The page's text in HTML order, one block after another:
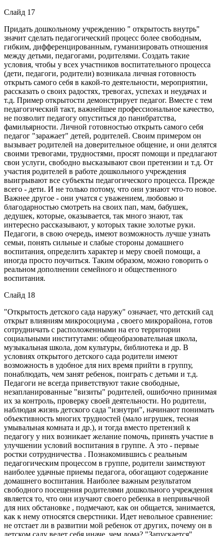
Слайд 17
Придать дошкольному учреждению " открытость внутрь"
значит сделать педагогический процесс более свободным,
гибким, дифференцированным, гуманизировать отношения
между детьми, педагогами, родителями. Создать такие
условия, чтобы у всех участников воспитательного процесса
(дети, педагоги, родители) возникала личная готовность
открыть самого себя в какой-то деятельности, мероприятии,
рассказать о своих радостях, тревогах, успехах и неудачах и
т.д. Пример открытости демонстрирует педагог. Вместе с тем
педагогический такт, важнейшее профессиональное качество,
не позволит педагогу опуститься до панибратства,
фамильярности. Личной готовностью открыть самого себя
педагог "заражает" детей, родителей. Своим примером он
вызывает родителей на доверительное общение, и они делятся
своими тревогами, трудностями, просят помощи и предлагают
свои услуги, свободно высказывают свои претензии и т.д. От
участия родителей в работе дошкольного учреждения
выигрывают все субъекты педагогического процесса. Прежде
всего - дети. И не только потому, что они узнают что-то новое.
Важнее другое - они учатся с уважением, любовью и
благодарностью смотреть на своих пап, мам, бабушек,
дедушек, которые, оказывается, так много знают, так
интересно рассказывают, у которых такие золотые руки.
Педагоги, в свою очередь, имеют возможность лучше узнать
семьи, понять сильные и слабые стороны домашнего
воспитания, определить характер и меру своей помощи, а
иногда просто поучиться. Таким образом, можно говорить о
реальном дополнении семейного и общественного
воспитания.
Слайд 18
"Открытость детского сада наружу" означает, что детский сад
открыт влияниям микросоциума , своего микрорайона, готов
сотрудничать с расположенными на его территории
социальными институтами: общеобразовательная школа,
музыкальная школа, дом культуры, библиотека и др. В
условиях открытого детского сада родители имеют
возможность в удобное для них время прийти в группу,
понаблюдать, чем занят ребенок, поиграть с детьми и т.д.
Педагоги не всегда приветствуют такие свободные,
незапланированные "визиты" родителей, ошибочно принимая
их за контроль, проверку своей деятельности. Но родители,
наблюдая жизнь детского сада "изнутри", начинают понимать
объективность многих трудностей (мало игрушек, тесная
умывальная комната и др.), и тогда вместо претензий к
педагогу у них возникает желание помочь, принять участие в
улучшении условий воспитания в группе. А это - первые
ростки сотрудничества . Познакомившись с реальным
педагогическим процессом в группе, родители заимствуют
наиболее удачные приемы педагога, обогащают содержание
домашнего воспитания. Наиболее важным результатом
свободного посещения родителями дошкольного учреждения
является то, что они изучают своего ребенка в непривычной
для них обстановке , подмечают, как он общается, занимается,
как к нему относятся сверстники. Идет невольное сравнение:
не отстает ли в развитии мой ребенок от других, почему он в
детском саду ведет себя иначе, чем дома? "Запускается"